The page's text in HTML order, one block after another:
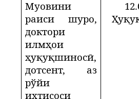
Муовини
раиси шуро,
доктори
илмҳои
ҳуқуқшиносӣ,
дотсент,
аз
рўйи
ихтисоси